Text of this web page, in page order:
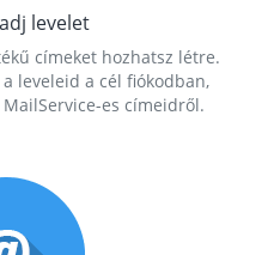
levelet
címeket hozhatsz létre.
leveleid a cél fiókodban,
es címeidről.